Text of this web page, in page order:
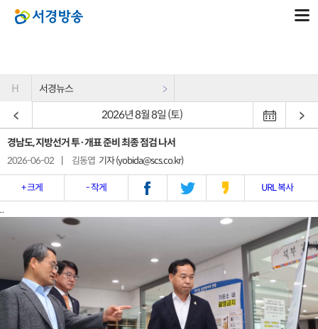
H 서경뉴스
2026년 8월 8일 (토)
경남도, 지방선거 투·개표 준비 최종 점검 나서
2026-06-02 김동엽 기자 (yobida@scs.co.kr)
+ 크게 - 작게 URL 복사
..